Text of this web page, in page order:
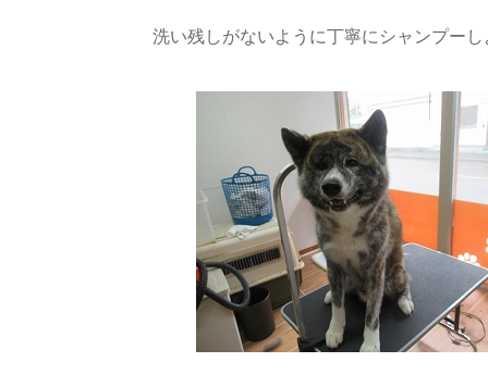
洗い残しがないように丁寧にシャンプー